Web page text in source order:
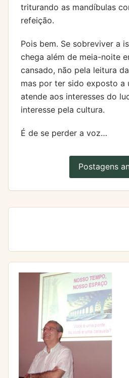
triturando as mandíbulas
refeição.
Pois bem. Se sobreviver a
chega além de meia-noite
cansado, não pela leitura
mas por ter sido exposto a
atende aos interesses do
interesse pela cultura.
É de se perder a voz…
Postagens